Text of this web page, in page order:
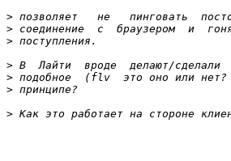
>
>
>
>
>
>
>